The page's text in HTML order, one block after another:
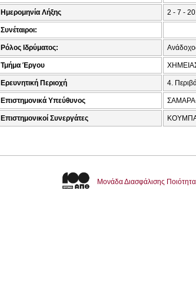
Ημερομηνία Λήξης 2 - 7 -
Συνέταιροι:
Ρόλος Ιδρύματος:
Τμήμα Έργου
Ερευνητική Περιοχή 4.
Επιστημονικά Υπεύθυνος
Επιστημονικοί Συνεργάτες
Μονάδα Διασφάλισης